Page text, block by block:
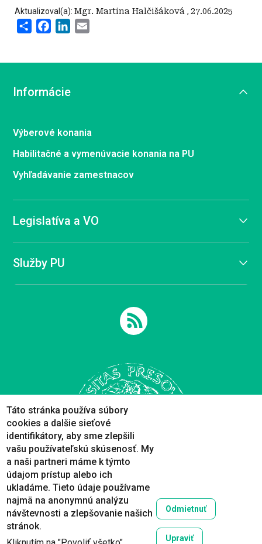
Aktualizoval(a): Mgr. Martina Halčišáková , 27.06.2025
Share FacebookLinkedIn
Informácie
Výberové konania
Habilitačné a vymenúvacie konania na PU
Vyhľadávanie zamestnacov
Legislatíva a VO
Služby PU
Copyright © 2005-2026
Prešovská univerzita v Prešove
Táto stránka používa súbory
cookies a dalšie sieťové
identifikátory, aby sme zlepšili
vašu používateľskú skúsenosť. My
a naši partneri máme k týmto
údajom prístup alebo ich
ukladáme. Tieto údaje používame
najmä na anonymnú analýzu
návštevnosti a zlepšovanie našich
stránok.
Odmietnuť
Upraviť